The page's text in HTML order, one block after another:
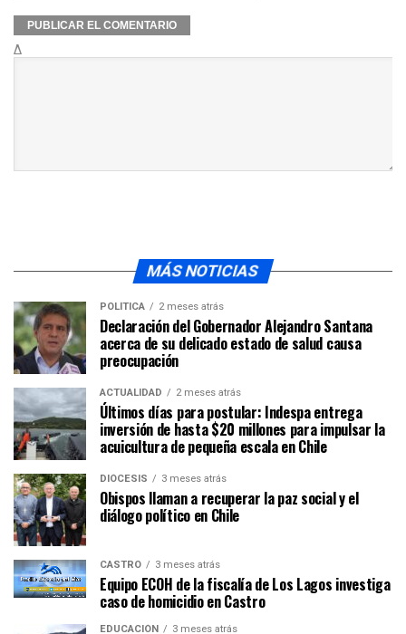
Δ
MÁS NOTICIAS
POLÍTICA 2 meses atrás
Declaración del Gobernador Alejandro Santana
acerca de su delicado estado de salud causa
preocupación
ACTUALIDAD 2 meses atrás
Últimos días para postular: Indespa entrega
inversión de hasta $20 millones para impulsar la
acuicultura de pequeña escala en Chile
DIÓCESIS 3 meses atrás
Obispos llaman a recuperar la paz social y el
diálogo político en Chile
CASTRO 3 meses atrás
Equipo ECOH de la fiscalía de Los Lagos investiga
caso de homicidio en Castro
EDUCACIÓN 3 meses atrás